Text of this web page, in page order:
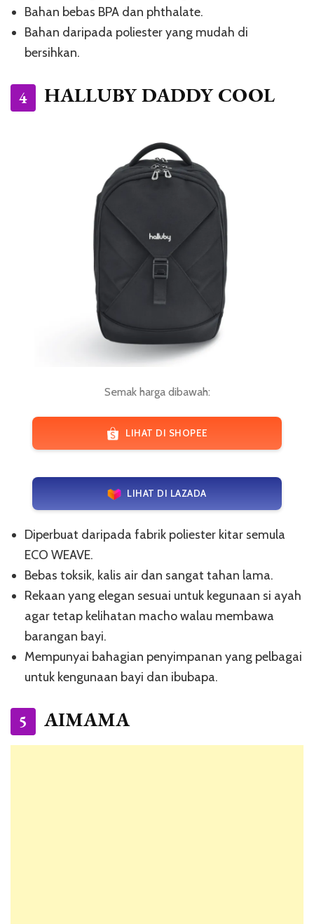
Bahan bebas BPA dan phthalate.
Bahan daripada poliester yang mudah di
bersihkan.
4 HALLUBY DADDY COOL
Semak harga dibawah:
LIHAT DI SHOPEE
LIHAT DI LAZADA
Diperbuat daripada fabrik poliester kitar semula
ECO WEAVE.
Bebas toksik, kalis air dan sangat tahan lama.
Rekaan yang elegan sesuai untuk kegunaan si ayah
agar tetap kelihatan macho walau membawa
barangan bayi.
Mempunyai bahagian penyimpanan yang pelbagai
untuk kengunaan bayi dan ibubapa.
5 AIMAMA